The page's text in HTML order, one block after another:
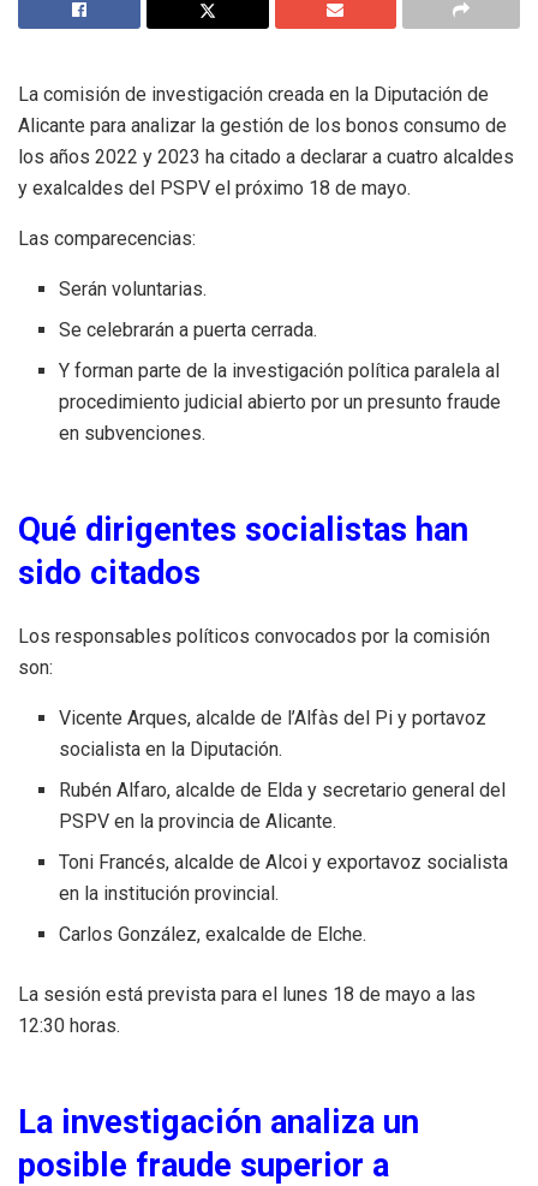
La comisión de investigación creada en la Diputación de
Alicante para analizar la gestión de los bonos consumo de
los años 2022 y 2023 ha citado a declarar a cuatro alcaldes
y exalcaldes del PSPV el próximo 18 de mayo.
Las comparecencias:
Serán voluntarias.
Se celebrarán a puerta cerrada.
Y forman parte de la investigación política paralela al
procedimiento judicial abierto por un presunto fraude
en subvenciones.
Qué dirigentes socialistas han
sido citados
Los responsables políticos convocados por la comisión
son:
Vicente Arques, alcalde de l’Alfàs del Pi y portavoz
socialista en la Diputación.
Rubén Alfaro, alcalde de Elda y secretario general del
PSPV en la provincia de Alicante.
Toni Francés, alcalde de Alcoi y exportavoz socialista
en la institución provincial.
Carlos González, exalcalde de Elche.
La sesión está prevista para el lunes 18 de mayo a las
12:30 horas.
La investigación analiza un
posible fraude superior a